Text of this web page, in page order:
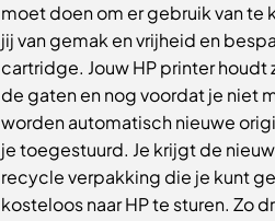
moet doen om er gebruik van te
jij van gemak en vrijheid en
cartridge. Jouw HP printer
de gaten en nog voordat je niet
worden automatisch nieuwe
je toegestuurd. Je krijgt de
recycle verpakking die je kunt
kosteloos naar HP te sturen. Zo